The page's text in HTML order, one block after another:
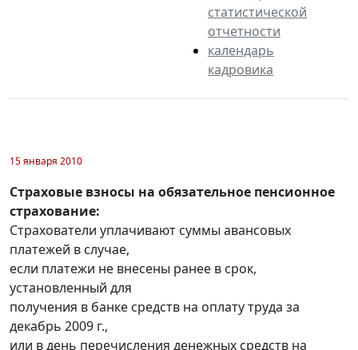
статистической
отчетности
календарь
кадровика
15 января 2010
Страховые взносы на обязательное пенсионное
страхование:
Страхователи уплачивают суммы авансовых
платежей в случае,
если платежи не внесены ранее в срок,
установленный для
получения в банке средств на оплату труда за
декабрь 2009 г.,
или в день перечисления денежных средств на